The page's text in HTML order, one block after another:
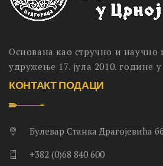
Основана као стручно и научно
удружење 17. јула 2010. године
КОНТАКТ ПОДАЦИ
Булевар Станка Драгојевића
+382 (0)68 840 600